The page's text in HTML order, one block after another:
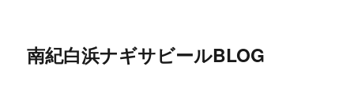
南紀白浜ナギサビールBLOG